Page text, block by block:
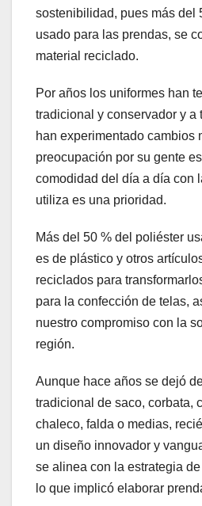
sostenibilidad, pues más del
usado para las prendas, se
material reciclado.
Por años los uniformes han
tradicional y conservador y a
han experimentado cambios
preocupación por su gente
comodidad del día a día con
utiliza es una prioridad.
Más del 50 % del poliéster
es de plástico y otros
reciclados para
para la confección de telas,
nuestro compromiso con la
región.
Aunque hace años se dejó
tradicional de saco, corbata,
chaleco, falda o medias,
un diseño innovador y
se alinea con la estrategia
lo que implicó elaborar